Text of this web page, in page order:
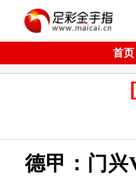
首页
德甲：门兴